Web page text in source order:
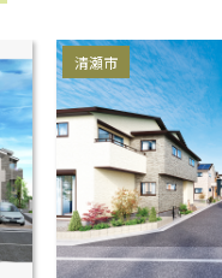
清瀬市